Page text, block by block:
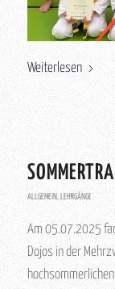
Weiterlesen
ALLGEMEIN, LEHRGÄNGE
Am 05.07.2025
Dojos in der